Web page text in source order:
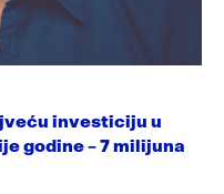
investiciju u
godine – 7 milijuna